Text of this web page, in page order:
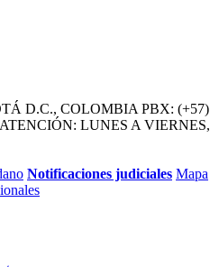
D.C., COLOMBIA PBX: (+57)
LUNES A VIERNES,
Notificaciones judiciales Mapa